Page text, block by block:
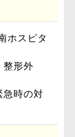
ホスピタ
形外
急時の対